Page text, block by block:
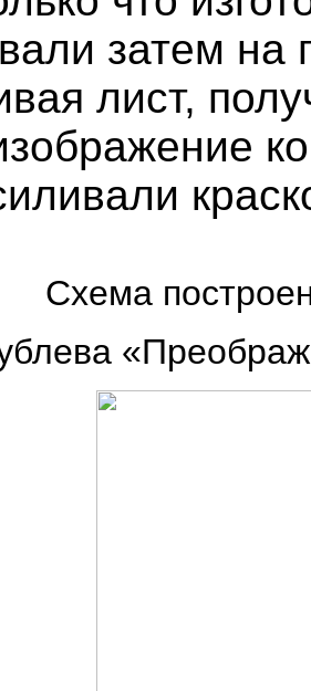
затем на
лист,
Схема